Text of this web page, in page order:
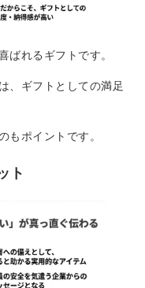
ばれるギフトです。
、ギフトとしての満足
もポイントです。
ト